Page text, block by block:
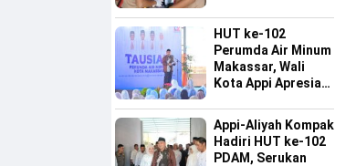
HUT ke-102
Perumda Air Minum
Makassar, Wali
Kota Appi Apresiasi
Pelayanan Air
Bersih
Appi-Aliyah Kompak
Hadiri HUT ke-102
PDAM, Serukan